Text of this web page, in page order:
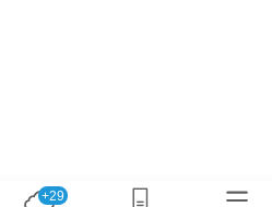
+29